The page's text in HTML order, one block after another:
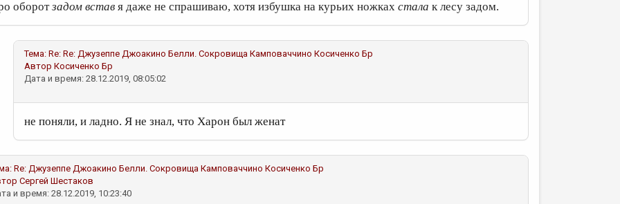
оборотзадом встав я даже не спрашиваю, хотя избушка на курьих ножках стала к лесу задом.
Тема: Re: Re: Джузеппе Джоакино Белли. Сокровища Камповаччино Косиченко Бр
Автор Косиченко Бр
Дата и время: 28.12.2019, 08:05:02
не поняли, и ладно. Я не знал, что Харон был женат
Re: Джузеппе Джоакино Белли. Сокровища Камповаччино Косиченко Бр
Сергей Шестаков
и время: 28.12.2019, 10:23:40